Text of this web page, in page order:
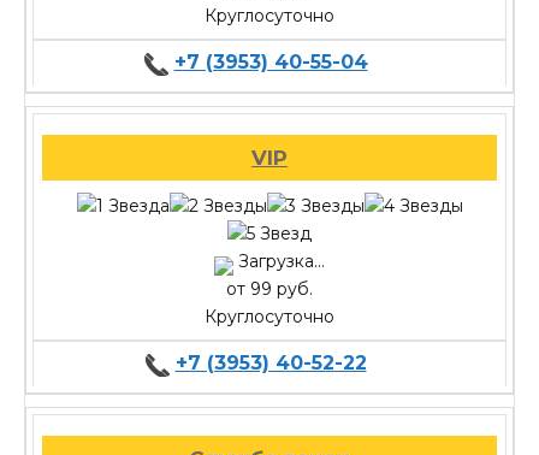
Круглосуточно
+7 (3953) 40-55-04
VIP
Загрузка...
от 99 руб.
Круглосуточно
+7 (3953) 40-52-22